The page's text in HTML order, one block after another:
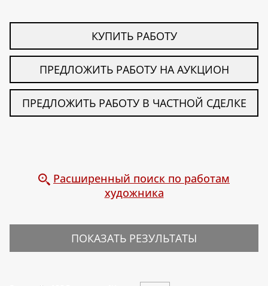
КУПИТЬ РАБОТУ
ПРЕДЛОЖИТЬ РАБОТУ НА АУКЦИОН
ПРЕДЛОЖИТЬ РАБОТУ В ЧАСТНОЙ СДЕЛКЕ
Расширенный поиск по работам
художника
ПОКАЗАТЬ РЕЗУЛЬТАТЫ